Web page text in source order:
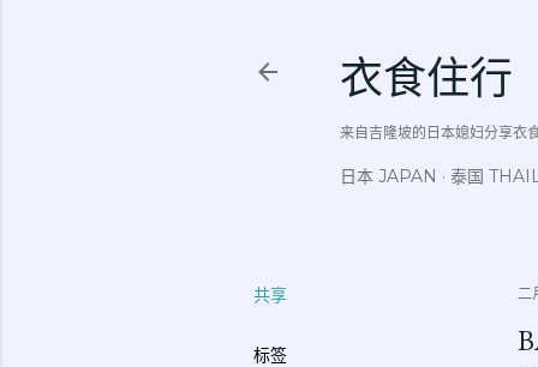
衣食住行
来自吉隆坡的日本媳妇分享
日本 JAPAN 泰国
共享
标签
二